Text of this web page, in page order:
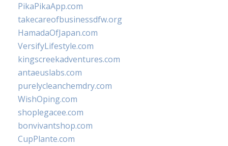
PikaPikaApp.com
takecareofbusinessdfw.org
HamadaOfJapan.com
VersifyLifestyle.com
kingscreekadventures.com
antaeuslabs.com
purelycleanchemdry.com
WishOping.com
shoplegacee.com
bonvivantshop.com
CupPlante.com